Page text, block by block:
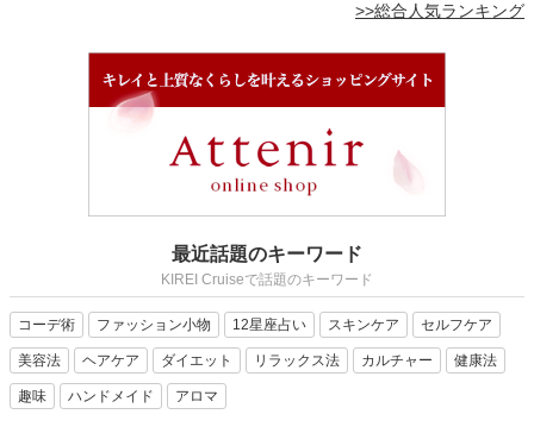
>>総合人気ランキング
最近話題のキーワード
KIREI Cruiseで話題のキーワード
コーデ術 ファッション小物 12星座占い スキンケア セルフケア
美容法 ヘアケア ダイエット リラックス法 カルチャー 健康法
趣味 ハンドメイド アロマ